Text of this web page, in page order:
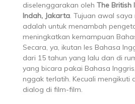
diselenggarakan oleh The British
Indah, Jakarta. Tujuan awal saya
adalah untuk menambah
meningkatkan kemampuan
Secara, ya, ikutan les Bahasa
dari 15 tahun yang lalu dan di
yang bicara pakai Bahasa
nggak terlatih. Kecuali mengikuti
dialog di film-film.